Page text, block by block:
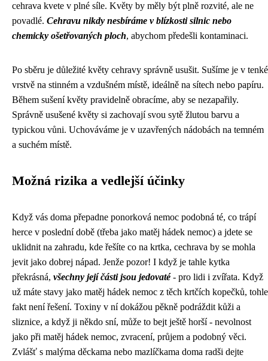
cehrava kvete v plné síle. Květy by měly být plně rozvité, ale ne
povadlé. Cehravu nikdy nesbíráme v blízkosti silnic nebo
chemicky ošetřovaných ploch, abychom předešli kontaminaci.
Po sběru je důležité květy cehravy správně usušit. Sušíme je v tenké
vrstvě na stinném a vzdušném místě, ideálně na sítech nebo papíru.
Během sušení květy pravidelně obracíme, aby se nezapařily.
Správně usušené květy si zachovají svou sytě žlutou barvu a
typickou vůni. Uchováváme je v uzavřených nádobách na temném
a suchém místě.
Možná rizika a vedlejší účinky
Když vás doma přepadne ponorková nemoc podobná té, co trápí
herce v poslední době (třeba jako matěj hádek nemoc) a jdete se
uklidnit na zahradu, kde řešíte co na krtka, cechrava by se mohla
jevit jako dobrej nápad. Jenže pozor! I když je tahle kytka
překrásná, všechny její části jsou jedovaté- pro lidi i zvířata. Když
už máte stavy jako matěj hádek nemoc z těch krtčích kopečků, tohle
fakt není řešení. Toxiny v ní dokážou pěkně podráždit kůži a
sliznice, a když ji někdo sní, může to bejt ještě horší - nevolnost
jako při matěj hádek nemoc, zvracení, průjem a podobný věci.
Zvlášť s malýma děckama nebo mazlíčkama doma radši dejte